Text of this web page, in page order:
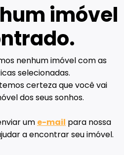
imóvel
nenhum imóvel com as
selecionadas.
certeza que você vai
dos seus sonhos.
um e-mail para nossa
a encontrar seu imóvel.